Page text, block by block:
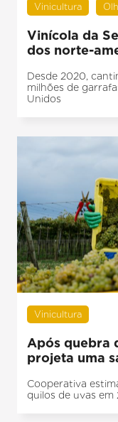
Vinicultura
Vinícola da
dos norte-
Desde 2020,
milhões de
Unidos
Vinicultura
Após quebra
projeta uma
Cooperativa
quilos de uvas em